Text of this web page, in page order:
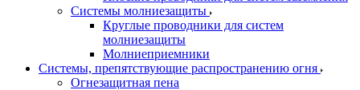
Системы молниезащиты
Круглые проводники для систем
молниезащиты
Молниеприемники
Системы, препятствующие распространению огня
Огнезащитная пена